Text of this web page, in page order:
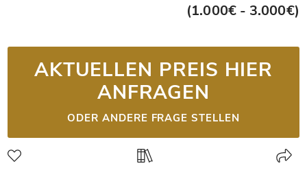
(1.000€ - 3.000€)
AKTUELLEN PREIS HIER
ANFRAGEN
ODER ANDERE FRAGE STELLEN